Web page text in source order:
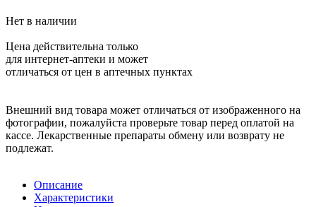
Нет в наличии
Цена действительна только
для интернет-аптеки и может
отличаться от цен в аптечных пунктах
Внешний вид товара может отличаться от изображенного на
фотографии, пожалуйста проверьте товар перед оплатой на
кассе. Лекарственные препараты обмену или возврату не
подлежат.
Описание
Характеристики